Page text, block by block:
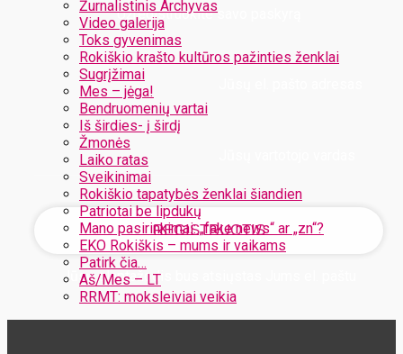
Žurnalistinis Archyvas
Video galerija
Toks gyvenimas
Rokiškio krašto kultūros pažinties ženklai
Sugrįžimai
Mes – jėga!
Bendruomenių vartai
Iš širdies- į širdį
Žmonės
Laiko ratas
Sveikinimai
Rokiškio tapatybės ženklai šiandien
Patriotai be lipdukų
Mano pasirinkimai: „fake news“ ar „zn“?
EKO Rokiškis – mums ir vaikams
Patirk čia…
Aš/Mes – LT
RRMT: moksleiviai veikia
Užregistruokite savo paskyrą
Jūsų slaptažodis bus atsiųstas Jums el. paštu